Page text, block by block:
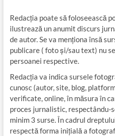
Redacția poate să foloseească
ilustrează un anumit discurs
de autor. Se va menționa însă
publicare ( foto și/sau text) nu
persoanei respective.
Redacția va indica sursele
cunosc (autor, site, blog,
verificate, online, în măsura în
proces jurnalistic, respectându-
minim 3 surse. În cadrul
respectă forma inițială a